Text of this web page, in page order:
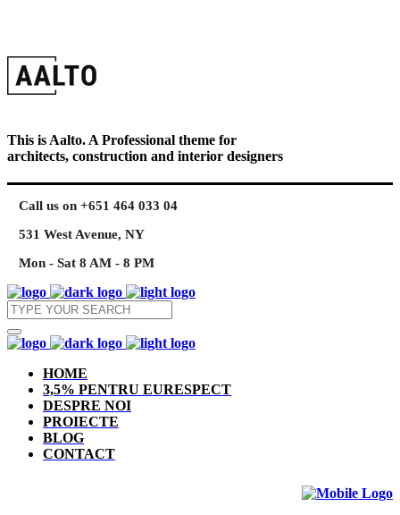
This is Aalto. A Professional theme for
architects, construction and interior designers
Call us on +651 464 033 04
531 West Avenue, NY
Mon - Sat 8 AM - 8 PM
HOME
3,5% PENTRU EURESPECT
DESPRE NOI
PROIECTE
BLOG
CONTACT